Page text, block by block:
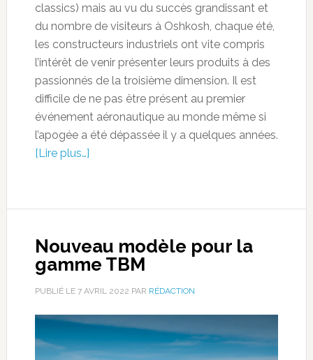
classics) mais au vu du succès grandissant et
du nombre de visiteurs à Oshkosh, chaque été,
les constructeurs industriels ont vite compris
l’intérêt de venir présenter leurs produits à des
passionnés de la troisième dimension. Il est
difficile de ne pas être présent au premier
événement aéronautique au monde même si
l’apogée a été dépassée il y a quelques années.
[Lire plus…]
Nouveau modèle pour la
gamme TBM
PUBLIÉ LE 7 AVRIL 2022 PAR RÉDACTION